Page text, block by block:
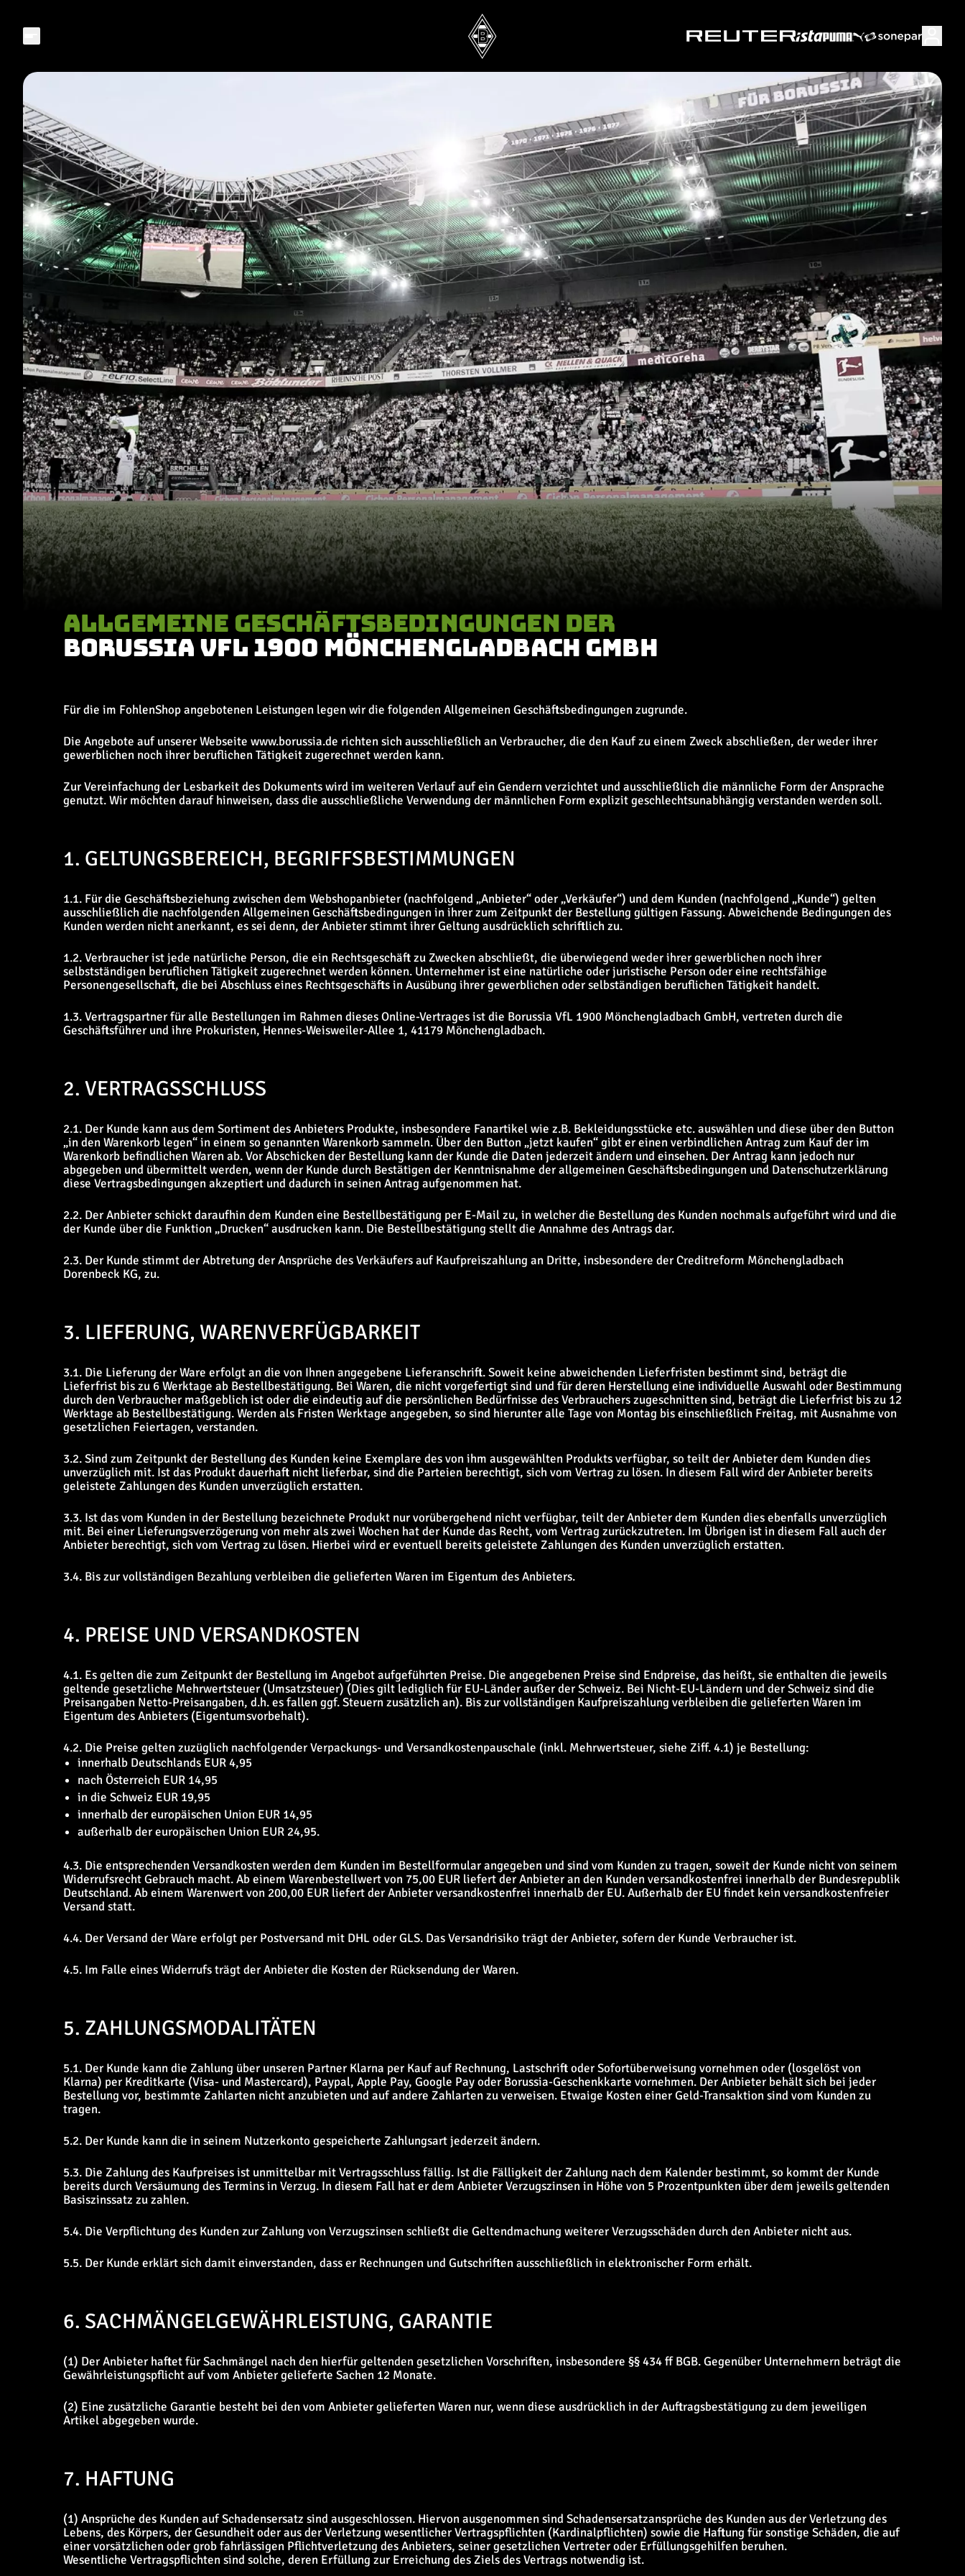
ALLGEMEINE GESCHÄFTSBEDINGUNGEN DER
BORUSSIA VFL 1900 MÖNCHENGLADBACH GMBH
Für die im FohlenShop angebotenen Leistungen legen wir die folgenden Allgemeinen Geschäftsbedingungen zugrunde.
Die Angebote auf unserer Webseite www.borussia.de richten sich ausschließlich an Verbraucher, die den Kauf zu einem Zweck abschließen, der weder ihrer
gewerblichen noch ihrer beruflichen Tätigkeit zugerechnet werden kann.
Zur Vereinfachung der Lesbarkeit des Dokuments wird im weiteren Verlauf auf ein Gendern verzichtet und ausschließlich die männliche Form der Ansprache
genutzt. Wir möchten darauf hinweisen, dass die ausschließliche Verwendung der männlichen Form explizit geschlechtsunabhängig verstanden werden soll.
1. GELTUNGSBEREICH, BEGRIFFSBESTIMMUNGEN
1.1. Für die Geschäftsbeziehung zwischen dem Webshopanbieter (nachfolgend „Anbieter“ oder „Verkäufer“) und dem Kunden (nachfolgend „Kunde“) gelten
ausschließlich die nachfolgenden Allgemeinen Geschäftsbedingungen in ihrer zum Zeitpunkt der Bestellung gültigen Fassung. Abweichende Bedingungen des
Kunden werden nicht anerkannt, es sei denn, der Anbieter stimmt ihrer Geltung ausdrücklich schriftlich zu.
1.2. Verbraucher ist jede natürliche Person, die ein Rechtsgeschäft zu Zwecken abschließt, die überwiegend weder ihrer gewerblichen noch ihrer
selbstständigen beruflichen Tätigkeit zugerechnet werden können. Unternehmer ist eine natürliche oder juristische Person oder eine rechtsfähige
Personengesellschaft, die bei Abschluss eines Rechtsgeschäfts in Ausübung ihrer gewerblichen oder selbständigen beruflichen Tätigkeit handelt.
1.3. Vertragspartner für alle Bestellungen im Rahmen dieses Online-Vertrages ist die Borussia VfL 1900 Mönchengladbach GmbH, vertreten durch die
Geschäftsführer und ihre Prokuristen, Hennes-Weisweiler-Allee 1, 41179 Mönchengladbach.
2. VERTRAGSSCHLUSS
2.1. Der Kunde kann aus dem Sortiment des Anbieters Produkte, insbesondere Fanartikel wie z.B. Bekleidungsstücke etc. auswählen und diese über den Button
„in den Warenkorb legen“ in einem so genannten Warenkorb sammeln. Über den Button „jetzt kaufen“ gibt er einen verbindlichen Antrag zum Kauf der im
Warenkorb befindlichen Waren ab. Vor Abschicken der Bestellung kann der Kunde die Daten jederzeit ändern und einsehen. Der Antrag kann jedoch nur
abgegeben und übermittelt werden, wenn der Kunde durch Bestätigen der Kenntnisnahme der allgemeinen Geschäftsbedingungen und Datenschutzerklärung
diese Vertragsbedingungen akzeptiert und dadurch in seinen Antrag aufgenommen hat.
2.2. Der Anbieter schickt daraufhin dem Kunden eine Bestellbestätigung per E-Mail zu, in welcher die Bestellung des Kunden nochmals aufgeführt wird und die
der Kunde über die Funktion „Drucken“ ausdrucken kann. Die Bestellbestätigung stellt die Annahme des Antrags dar.
2.3. Der Kunde stimmt der Abtretung der Ansprüche des Verkäufers auf Kaufpreiszahlung an Dritte, insbesondere der Creditreform Mönchengladbach
Dorenbeck KG, zu.
3. LIEFERUNG, WARENVERFÜGBARKEIT
3.1. Die Lieferung der Ware erfolgt an die von Ihnen angegebene Lieferanschrift. Soweit keine abweichenden Lieferfristen bestimmt sind, beträgt die
Lieferfrist bis zu 6 Werktage ab Bestellbestätigung. Bei Waren, die nicht vorgefertigt sind und für deren Herstellung eine individuelle Auswahl oder Bestimmung
durch den Verbraucher maßgeblich ist oder die eindeutig auf die persönlichen Bedürfnisse des Verbrauchers zugeschnitten sind, beträgt die Lieferfrist bis zu 12
Werktage ab Bestellbestätigung. Werden als Fristen Werktage angegeben, so sind hierunter alle Tage von Montag bis einschließlich Freitag, mit Ausnahme von
gesetzlichen Feiertagen, verstanden.
3.2. Sind zum Zeitpunkt der Bestellung des Kunden keine Exemplare des von ihm ausgewählten Produkts verfügbar, so teilt der Anbieter dem Kunden dies
unverzüglich mit. Ist das Produkt dauerhaft nicht lieferbar, sind die Parteien berechtigt, sich vom Vertrag zu lösen. In diesem Fall wird der Anbieter bereits
geleistete Zahlungen des Kunden unverzüglich erstatten.
3.3. Ist das vom Kunden in der Bestellung bezeichnete Produkt nur vorübergehend nicht verfügbar, teilt der Anbieter dem Kunden dies ebenfalls unverzüglich
mit. Bei einer Lieferungsverzögerung von mehr als zwei Wochen hat der Kunde das Recht, vom Vertrag zurückzutreten. Im Übrigen ist in diesem Fall auch der
Anbieter berechtigt, sich vom Vertrag zu lösen. Hierbei wird er eventuell bereits geleistete Zahlungen des Kunden unverzüglich erstatten.
3.4. Bis zur vollständigen Bezahlung verbleiben die gelieferten Waren im Eigentum des Anbieters.
4. PREISE UND VERSANDKOSTEN
4.1. Es gelten die zum Zeitpunkt der Bestellung im Angebot aufgeführten Preise. Die angegebenen Preise sind Endpreise, das heißt, sie enthalten die jeweils
geltende gesetzliche Mehrwertsteuer (Umsatzsteuer) (Dies gilt lediglich für EU-Länder außer der Schweiz. Bei Nicht-EU-Ländern und der Schweiz sind die
Preisangaben Netto-Preisangaben, d.h. es fallen ggf. Steuern zusätzlich an). Bis zur vollständigen Kaufpreiszahlung verbleiben die gelieferten Waren im
Eigentum des Anbieters (Eigentumsvorbehalt).
4.2. Die Preise gelten zuzüglich nachfolgender Verpackungs- und Versandkostenpauschale (inkl. Mehrwertsteuer, siehe Ziff. 4.1) je Bestellung:
innerhalb Deutschlands EUR 4,95
nach Österreich EUR 14,95
in die Schweiz EUR 19,95
innerhalb der europäischen Union EUR 14,95
außerhalb der europäischen Union EUR 24,95.
4.3. Die entsprechenden Versandkosten werden dem Kunden im Bestellformular angegeben und sind vom Kunden zu tragen, soweit der Kunde nicht von seinem
Widerrufsrecht Gebrauch macht. Ab einem Warenbestellwert von 75,00 EUR liefert der Anbieter an den Kunden versandkostenfrei innerhalb der Bundesrepublik
Deutschland. Ab einem Warenwert von 200,00 EUR liefert der Anbieter versandkostenfrei innerhalb der EU. Außerhalb der EU findet kein versandkostenfreier
Versand statt.
4.4. Der Versand der Ware erfolgt per Postversand mit DHL oder GLS. Das Versandrisiko trägt der Anbieter, sofern der Kunde Verbraucher ist.
4.5. Im Falle eines Widerrufs trägt der Anbieter die Kosten der Rücksendung der Waren.
5. ZAHLUNGSMODALITÄTEN
5.1. Der Kunde kann die Zahlung über unseren Partner Klarna per Kauf auf Rechnung, Lastschrift oder Sofortüberweisung vornehmen oder (losgelöst von
Klarna) per Kreditkarte (Visa- und Mastercard), Paypal, Apple Pay, Google Pay oder Borussia-Geschenkkarte vornehmen. Der Anbieter behält sich bei jeder
Bestellung vor, bestimmte Zahlarten nicht anzubieten und auf andere Zahlarten zu verweisen. Etwaige Kosten einer Geld-Transaktion sind vom Kunden zu
tragen.
5.2. Der Kunde kann die in seinem Nutzerkonto gespeicherte Zahlungsart jederzeit ändern.
5.3. Die Zahlung des Kaufpreises ist unmittelbar mit Vertragsschluss fällig. Ist die Fälligkeit der Zahlung nach dem Kalender bestimmt, so kommt der Kunde
bereits durch Versäumung des Termins in Verzug. In diesem Fall hat er dem Anbieter Verzugszinsen in Höhe von 5 Prozentpunkten über dem jeweils geltenden
Basiszinssatz zu zahlen.
5.4. Die Verpflichtung des Kunden zur Zahlung von Verzugszinsen schließt die Geltendmachung weiterer Verzugsschäden durch den Anbieter nicht aus.
5.5. Der Kunde erklärt sich damit einverstanden, dass er Rechnungen und Gutschriften ausschließlich in elektronischer Form erhält.
6. SACHMÄNGELGEWÄHRLEISTUNG, GARANTIE
(1) Der Anbieter haftet für Sachmängel nach den hierfür geltenden gesetzlichen Vorschriften, insbesondere §§ 434 ff BGB. Gegenüber Unternehmern beträgt die
Gewährleistungspflicht auf vom Anbieter gelieferte Sachen 12 Monate.
(2) Eine zusätzliche Garantie besteht bei den vom Anbieter gelieferten Waren nur, wenn diese ausdrücklich in der Auftragsbestätigung zu dem jeweiligen
Artikel abgegeben wurde.
7. HAFTUNG
(1) Ansprüche des Kunden auf Schadensersatz sind ausgeschlossen. Hiervon ausgenommen sind Schadensersatzansprüche des Kunden aus der Verletzung des
Lebens, des Körpers, der Gesundheit oder aus der Verletzung wesentlicher Vertragspflichten (Kardinalpflichten) sowie die Haftung für sonstige Schäden, die auf
einer vorsätzlichen oder grob fahrlässigen Pflichtverletzung des Anbieters, seiner gesetzlichen Vertreter oder Erfüllungsgehilfen beruhen.
Wesentliche Vertragspflichten sind solche, deren Erfüllung zur Erreichung des Ziels des Vertrags notwendig ist.